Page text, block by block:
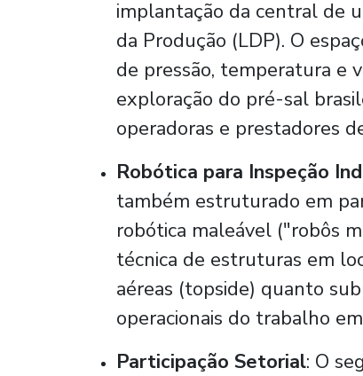
implantação da central de
da Produção (LDP). O
de pressão, temperatura e
exploração do pré-sal
operadoras e prestadores
Robótica para Inspeção
também estruturado em
robótica maleável ("robôs
técnica de estruturas em
aéreas (topside) quanto
operacionais do trabalho
Participação Setorial: O